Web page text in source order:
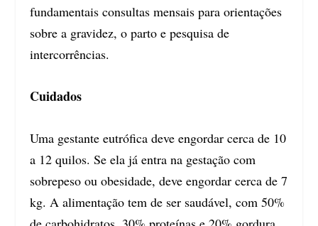
fundamentais consultas mensais para orientações
sobre a gravidez, o parto e pesquisa de
intercorrências.
Cuidados
Uma gestante eutrófica deve engordar cerca de 10
a 12 quilos. Se ela já entra na gestação com
sobrepeso ou obesidade, deve engordar cerca de 7
kg. A alimentação tem de ser saudável, com 50%